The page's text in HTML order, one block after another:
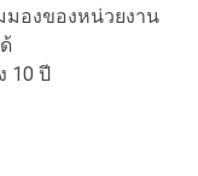
มองของหน่วยงาน
10 ปี